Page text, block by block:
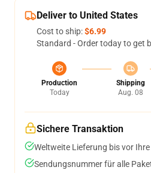
Deliver to United States
Cost to ship:$6.99
Standard - Order today to get
Production
Today
Shipping
Aug. 08
Sichere Transaktion
Weltweite Lieferung bis vor Ihre
Sendungsnummer für alle